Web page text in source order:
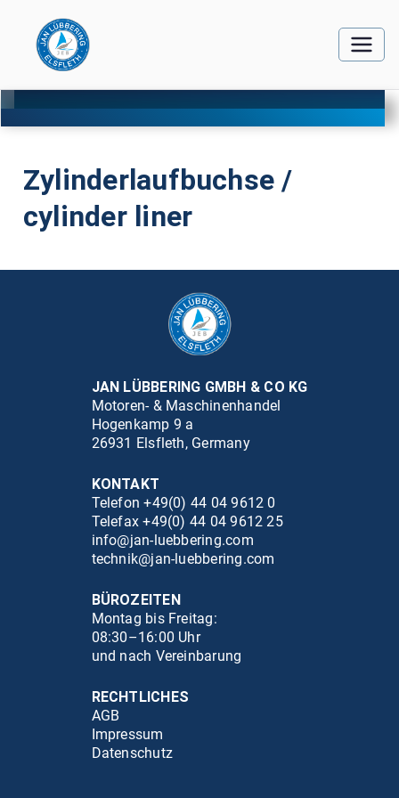
Zylinderlaufbuchse /
cylinder liner
JAN LÜBBERING GMBH & CO KG
Motoren- & Maschinenhandel
Hogenkamp 9 a
26931 Elsfleth, Germany
KONTAKT
Telefon +49(0) 44 04 9612 0
Telefax +49(0) 44 04 9612 25
info@jan-luebbering.com
technik@jan-luebbering.com
BÜROZEITEN
Montag bis Freitag:
08:30–16:00 Uhr
und nach Vereinbarung
RECHTLICHES
AGB
Impressum
Datenschutz